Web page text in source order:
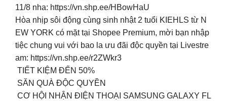
11/8 nha: https://vn.shp.ee/HBowHaU
Hòa nhịp sôi động cùng sinh nhật 2 tuổi KIEHLS từ N
EW YORK có mặt tại Shopee Premium, mời bạn nhập
tiệc chung vui với bao la ưu đãi độc quyền tại Livestre
am: https://vn.shp.ee/r2ZWkr3
️ TIẾT KIỆM ĐẾN 50%
️ SĂN QUÀ ĐỘC QUYỀN
️ CƠ HỘI NHẬN ĐIỆN THOẠI SAMSUNG GALAXY FL